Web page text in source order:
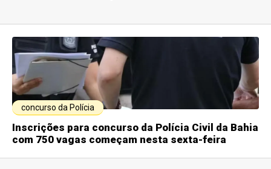
concurso da Polícia
Inscrições para concurso da Polícia Civil da Bahia
com 750 vagas começam nesta sexta-feira